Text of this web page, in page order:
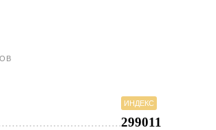
ИНДЕКС
299011